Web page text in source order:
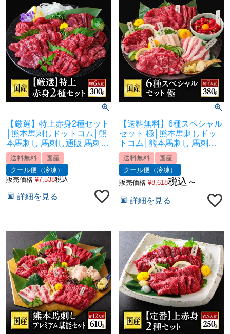
【厳選】特上赤身2種セット
│熊本馬刺しドットコム│熊
本馬刺し 馬刺し通販 馬刺し
専門店 馬刺しお取り寄せ 利
他フーズ
送料無料
国産
クール便（冷凍）
販売価格 ¥7,538税込
詳細を見る
【送料無料】6種スペシャル
セット 極│熊本馬刺しドッ
トコム│熊本馬刺し 馬刺し
通販 馬刺し専門店 馬刺しお
取り寄せ 利他フーズ
送料無料
国産
クール便（冷凍）
販売価格 ¥8,618税込 〜
詳細を見る